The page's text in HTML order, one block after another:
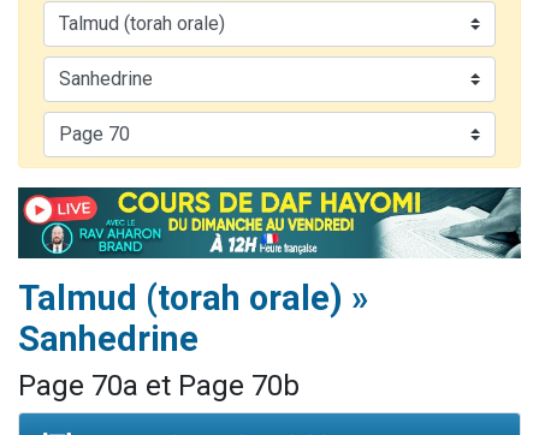
Dovan vient de donner son Maasser
2 personnes viennent de nous rejoindre sur WhatsApp
3 personnes viennent de nous rejoindre sur WhatsApp
Talmud (torah orale) »
Sanhedrine
Page 70a et Page 70b